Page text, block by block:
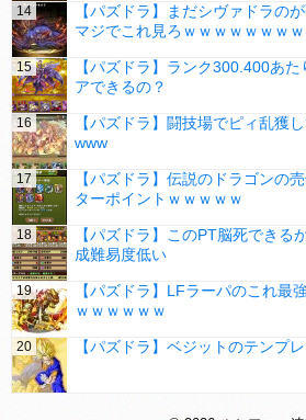
【パズドラ】まだシヴァドラの
マジでこれ見ろｗｗｗｗｗｗｗ
【パズドラ】ランク300.400あ
アできるの？
【パズドラ】闘技場でピィ乱獲
www
【パズドラ】伝説のドラゴンの
ターポイントｗｗｗｗｗ
【パズドラ】このPT脳死でき
成難易度低い
【パズドラ】LFラーパのこれ最
ｗｗｗｗｗｗ
【パズドラ】ベジットのテンプ